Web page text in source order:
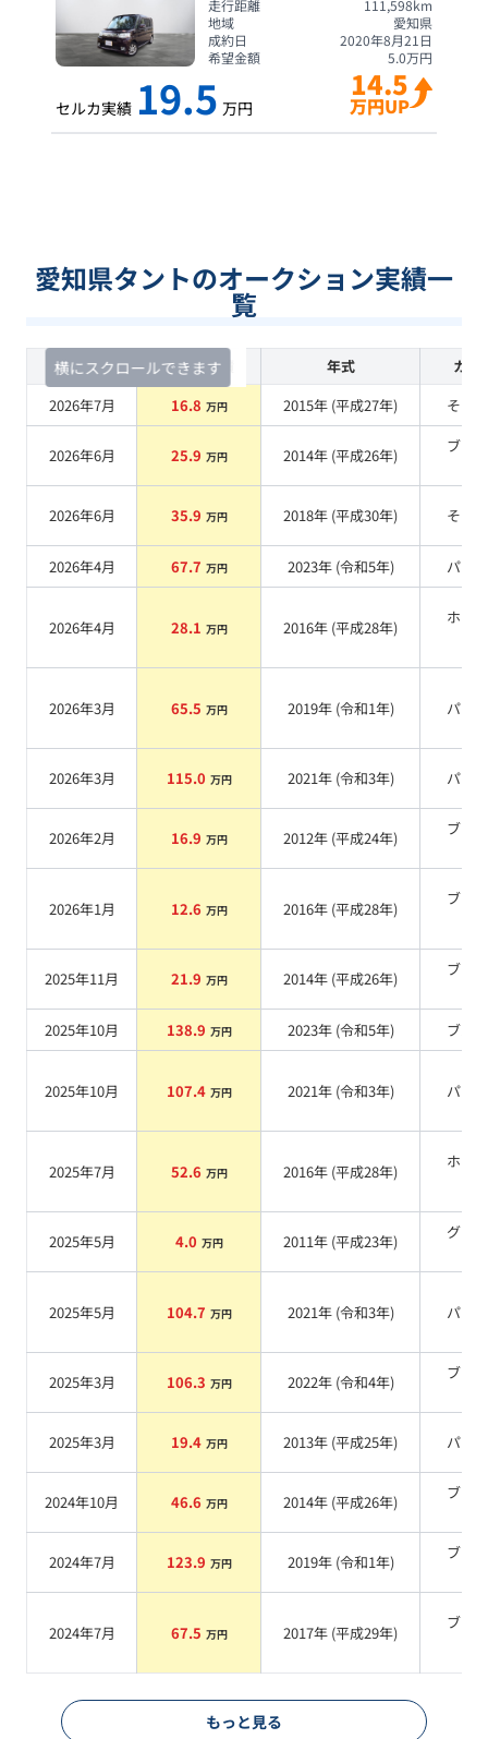
走行距離 111,598km
地域
愛知県
成約日
2020年8月21日
希望金額
5.0万円
セルカ実績 19.5 万円
14.5
万円UP
愛知県タントのオークション実績一
覧
横にスクロールできます
査定時期 セルカ実績 年式
カラ
2026年7月
16.8 万円 2015年 (平成27年) その他
2026年6月 25.9 万円 2014年 (平成26年)
ブラ
2026年6月 35.9 万円 2018年 (平成30年) その他
2026年4月 67.7 万円 2023年 (令和5年) パール
2026年4月 28.1 万円 2016年 (平成28年)
ホワ
2026年3月 65.5 万円 2019年 (令和1年) パール
2026年3月 115.0 万円 2021年 (令和3年) パール
2026年2月 16.9 万円 2012年 (平成24年)
ブラ
2026年1月 12.6 万円 2016年 (平成28年)
ブラ
2025年11月 21.9 万円 2014年 (平成26年)
ブラ
2025年10月
138.9 万円 2023年 (令和5年) ブルー
2025年10月 107.4 万円 2021年 (令和3年) パール
2025年7月 52.6 万円 2016年 (平成28年)
ホワ
2025年5月 4.0 万円 2011年 (平成23年)
グリ
2025年5月 104.7 万円 2021年 (令和3年) パール
2025年3月 106.3 万円 2022年 (令和4年)
ブラ
2025年3月 19.4 万円 2013年 (平成25年) パール
2024年10月 46.6 万円 2014年 (平成26年)
ブラ
2024年7月 123.9 万円 2019年 (令和1年)
ブラ
2024年7月 67.5 万円 2017年 (平成29年)
ブラ
もっと見る